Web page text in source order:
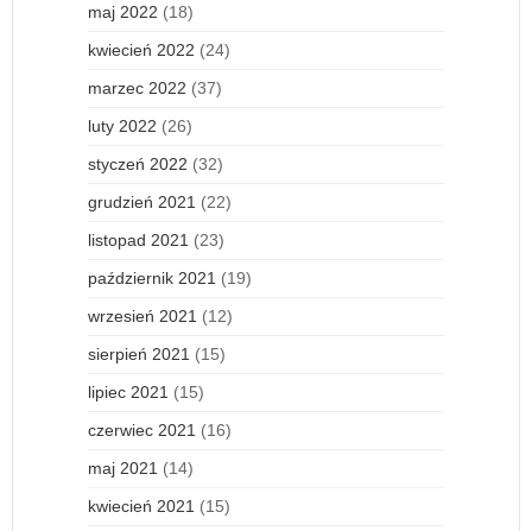
maj 2022 (18)
kwiecień 2022 (24)
marzec 2022 (37)
luty 2022 (26)
styczeń 2022 (32)
grudzień 2021 (22)
listopad 2021 (23)
październik 2021 (19)
wrzesień 2021 (12)
sierpień 2021 (15)
lipiec 2021 (15)
czerwiec 2021 (16)
maj 2021 (14)
kwiecień 2021 (15)